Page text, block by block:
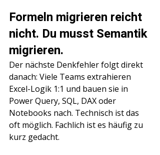
Formeln migrieren reicht
nicht. Du musst Semantik
migrieren.
Der nächste Denkfehler folgt direkt
danach: Viele Teams extrahieren
Excel-Logik 1:1 und bauen sie in
Power Query, SQL, DAX oder
Notebooks nach. Technisch ist das
oft möglich. Fachlich ist es häufig zu
kurz gedacht.